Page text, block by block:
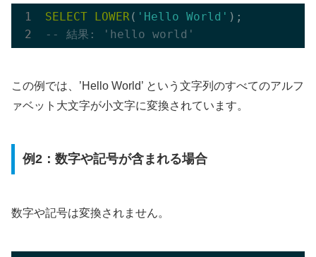
SELECT LOWER( 'Hello World'
-- 結果: 'hello world'
この例では、’Hello World’ という文字列のすべてのアルフ
ァベット大文字が小文字に変換されています。
例2：数字や記号が含まれる場合
数字や記号は変換されません。